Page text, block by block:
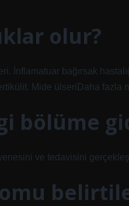
olur?
İnflamatuar bağırsak
Mide ülseriDaha
bölüme
ve tedavisini